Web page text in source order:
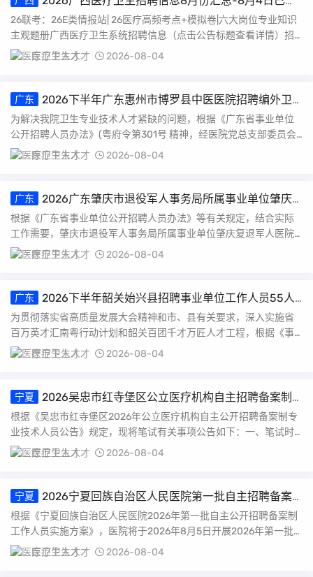
新
26联考：26E类情报站| 26医疗高频考点+模拟卷|六大岗位专业知识
主观题册广西医疗卫生系统招聘信息（点击公告标题查看详情）招
聘人数报...
医疗卫生人才 2026-08-04
广东
2026下半年广东惠州市博罗县中医医院招聘编外卫
生专业技术人员35人公告
为解决我院卫生专业技术人才紧缺的问题，根据《广东省事业单位
公开招聘人员办法》(粤府令第301号 精神，经医院党总支部委员会
研究决定，面....
医疗卫生人才 2026-08-04
广东
2026广东肇庆市退役军人事务局所属事业单位肇庆
复退军人医院招聘康复治疗技术人员2人公告
根据《广东省事业单位公开招聘人员办法》等有关规定，结合实际
工作需要，肇庆市退役军人事务局所属事业单位肇庆复退军人医院
面向社会公开招......
医疗卫生人才 2026-08-04
广东
2026下半年韶关始兴县招聘事业单位工作人员55人
公告（医疗岗10人）
为贯彻落实省高质量发展大会精神和市、县有关要求，深入实施省
百万英才汇南粤行动计划和韶关百团千才万匠人才工程，根据《事
业单位人事管理......
医疗卫生人才 2026-08-04
宁夏
2026吴忠市红寺堡区公立医疗机构自主招聘备案制
专业技术人员笔试公告
根据《吴忠市红寺堡区2026年公立医疗机构自主公开招聘备案制专
业技术人员公告》规定，现将笔试有关事项公告如下：一、笔试时
间及地点时间：2...
医疗卫生人才 2026-08-04
宁夏
2026宁夏回族自治区人民医院第一批自主招聘备案
制工作人员面试通知
根据《宁夏回族自治区人民医院2026年第一批自主公开招聘备案制
工作人员实施方案》，医院将于2026年8月5日开展2026年第一批
自主公开...
医疗卫生人才 2026-08-04